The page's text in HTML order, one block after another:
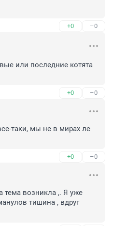
+0 –0
или последние котята
+0 –0
таки, мы не в мирах ле
+0 –0
тема возникла ,. Я уже
тишина , вдруг